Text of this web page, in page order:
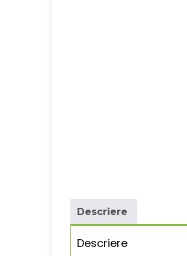
Descriere
Descriere